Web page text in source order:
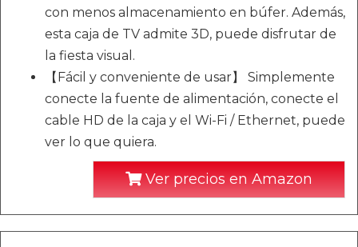
con menos almacenamiento en búfer. Además,
esta caja de TV admite 3D, puede disfrutar de
la fiesta visual.
【Fácil y conveniente de usar】 Simplemente
conecte la fuente de alimentación, conecte el
cable HD de la caja y el Wi-Fi / Ethernet, puede
ver lo que quiera.
Ver precios en Amazon